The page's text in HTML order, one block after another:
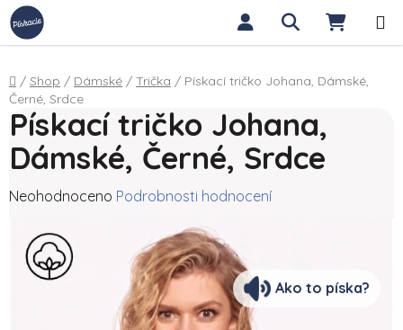
Přejít na obsah Hledat
Domů
/ Shop / Dámské / Trička / Pískací tričko Johana, Dámské,
Černé, Srdce
Pískací tričko Johana,
Dámské, Černé, Srdce
Průměrné hodnocení produktu je 0,0 z 5 hvězdiček.
Neohodnoceno Podrobnosti hodnocení
Ako to píska?